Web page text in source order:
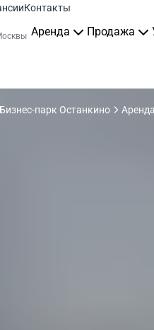
Контакты
Аренда Продажа
Бизнес-парк Останкино Аренда